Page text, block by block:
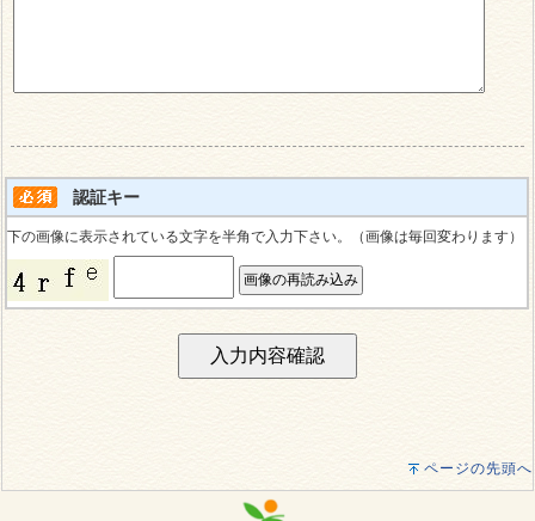
認証キー
下の画像に表示されている文字を半角で入力下さい。（画像は毎回変わります）
ページの先頭へ